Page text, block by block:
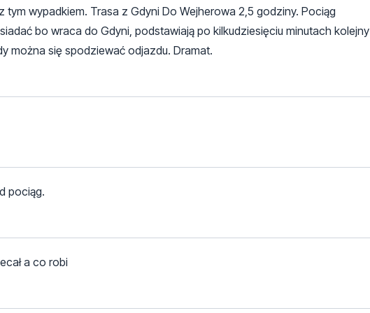
tym wypadkiem. Trasa z Gdyni Do Wejherowa 2,5 godziny. Pociąg
bo wraca do Gdyni, podstawiają po kilkudziesięciu minutach kolejny
można się spodziewać odjazdu. Dramat.
pociąg.
a co robi